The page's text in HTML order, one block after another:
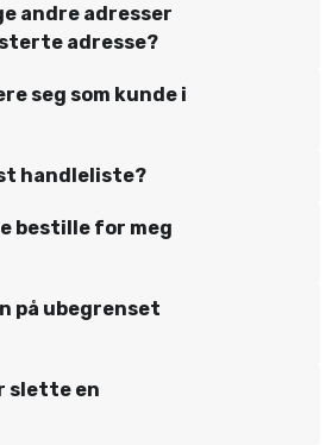
andre adresser
adresse?
seg som kunde i
handleliste?
bestille for meg
på ubegrenset
slette en